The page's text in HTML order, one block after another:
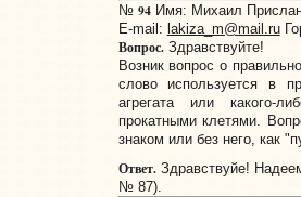
№ 94Имя: Михаил
E-mail: lakiza_m@mail.ru
Вопрос.Здравствуйте!
Возник вопрос о
слово используется в
агрегата или какого-
прокатными клетями.
знаком или без него, как
Ответ.Здравствуйе!
№ 87).